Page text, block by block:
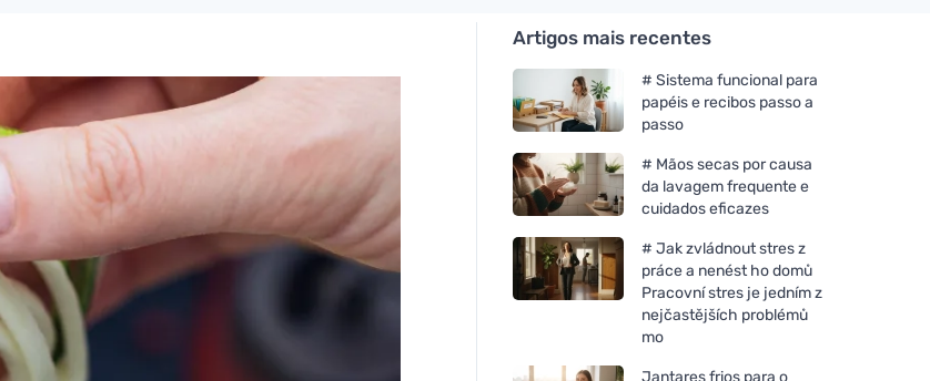
Artigos mais recentes
# Sistema funcional para
papéis e recibos passo a
passo
# Mãos secas por causa
da lavagem frequente e
cuidados eficazes
# Jak zvládnout stres z
práce a nenést ho domů
Pracovní stres je jedním z
nejčastějších problémů
mo
Jantares frios para o